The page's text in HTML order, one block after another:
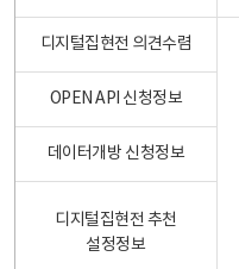
디지털집현전 의견수렴
OPEN API 신청정보
데이터개방 신청정보
디지털집현전 추천
설정정보